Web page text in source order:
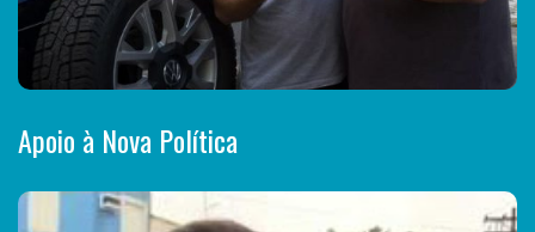
Apoio à Nova Política